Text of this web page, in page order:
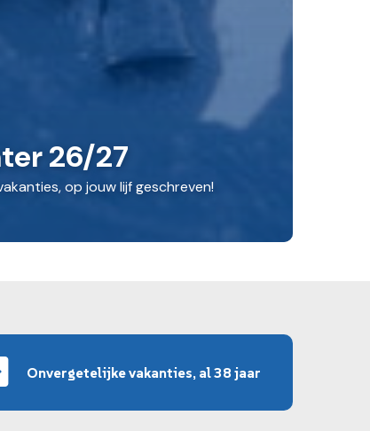
26/27
op jouw lijf geschreven!
Onvergetelijke vakanties, al 38 jaar